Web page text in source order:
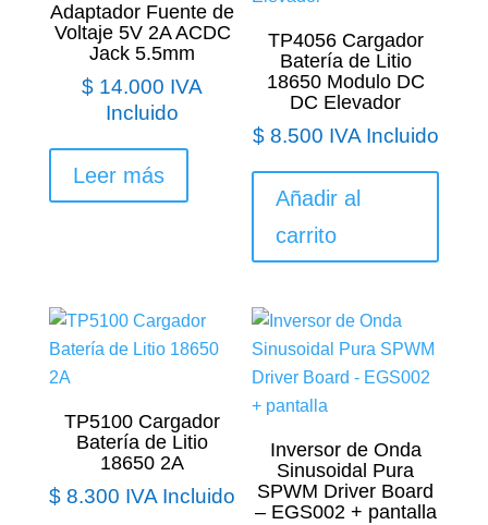
Adaptador Fuente de
Voltaje 5V 2A ACDC
Jack 5.5mm
$ 14.000 IVA
Incluido
Leer más
TP4056 Cargador
Batería de Litio
18650 Modulo DC
DC Elevador
$8.500 IVA Incluido
Añadir al
carrito
TP5100 Cargador
Batería de Litio
18650 2A
$ 8.300 IVA Incluido
Inversor de Onda
Sinusoidal Pura
SPWM Driver Board
– EGS002 + pantalla